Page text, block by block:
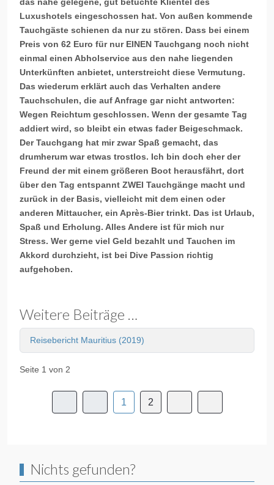
Luxushotels eingeschossen hat. Von außen kommende
Tauchgäste schienen da nur zu stören. Dass bei einem
Preis von 62 Euro für nur EINEN Tauchgang noch nicht
einmal einen Abholservice aus den nahe liegenden
Unterkünften anbietet, unterstreicht diese Vermutung.
Das wiederum erklärt auch das Verhalten andere
Tauchschulen, die auf Anfrage gar nicht antworten:
Wegen Reichtum geschlossen. Wenn der gesamte Tag
addiert wird, so bleibt ein etwas fader Beigeschmack.
Der Tauchgang hat mir zwar Spaß gemacht, das
drumherum war etwas trostlos. Ich bin doch eher der
Freund der mit einem größeren Boot herausfährt, dort
über den Tag entspannt ZWEI Tauchgänge macht und
zurück in der Basis, vielleicht mit dem einen oder
anderen Mittaucher, ein Après-Biertrinkt. Das ist Urlaub,
Spaß und Erholung. Alles Andere ist für mich nur
Stress. Wer gerne viel Geld bezahlt und Tauchen im
Akkord durchzieht, ist bei Dive Passion richtig
aufgehoben.
Weitere Beiträge …
Reisebericht Mauritius (2019)
Seite 1 von 2
1 2
Nichts gefunden?